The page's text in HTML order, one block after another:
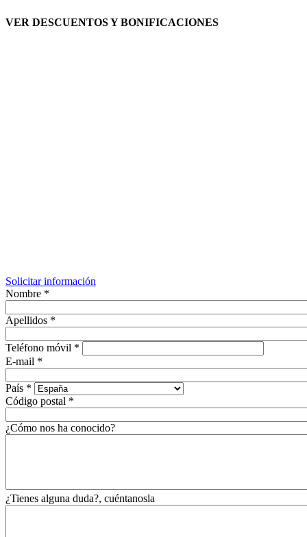
VER DESCUENTOS Y BONIFICACIONES
Solicitar información
Nombre *
Apellidos *
Teléfono móvil *
E-mail *
País *
Código postal *
¿Cómo nos ha conocido?
¿Tienes alguna duda?, cuéntanosla